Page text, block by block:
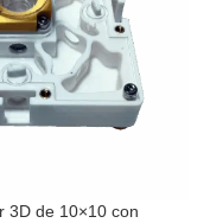
3D de 10×10 con